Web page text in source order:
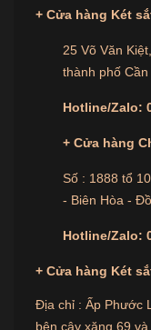
Mở cửa két
Nhập mã
để xác nhận
5.2. Mở Két Sắt
Nhập mã
két.
Trong
khóa cơ để
+ Cửa hàng Két
25 Võ Văn
thành phố
Hotline/Zalo:
+ Cửa hàng
Số : 1888 tổ
- Biên Hòa -
Hotline/Zalo:
+ Cửa hàng Két
Địa chỉ : Ấp Phước
bên cây xăng 69